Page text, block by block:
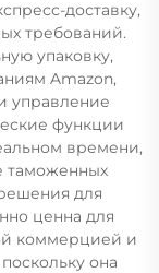
доставку,
требований.
упаковку,
Amazon,
управление
функции
времени,
таможенных
для
ценна для
коммерцией и
она